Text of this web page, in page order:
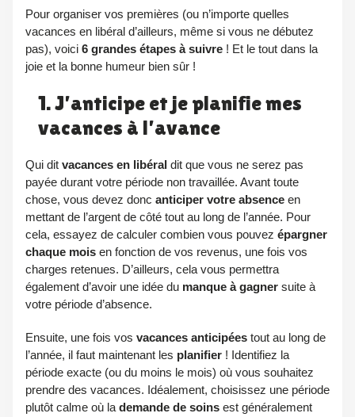
Pour organiser vos premières (ou n’importe quelles
vacances en libéral d’ailleurs, même si vous ne débutez
pas), voici 6 grandes étapes à suivre ! Et le tout dans la
joie et la bonne humeur bien sûr !
1. J’anticipe et je planifie mes
vacances à l’avance
Qui dit vacances en libéral dit que vous ne serez pas
payée durant votre période non travaillée. Avant toute
chose, vous devez donc anticiper votre absence en
mettant de l’argent de côté tout au long de l’année. Pour
cela, essayez de calculer combien vous pouvez épargner
chaque mois en fonction de vos revenus, une fois vos
charges retenues. D’ailleurs, cela vous permettra
également d’avoir une idée du manque à gagner suite à
votre période d’absence.
Ensuite, une fois vos vacances anticipées tout au long de
l’année, il faut maintenant les planifier ! Identifiez la
période exacte (ou du moins le mois) où vous souhaitez
prendre des vacances. Idéalement, choisissez une période
plutôt calme où lademande de soins est généralement